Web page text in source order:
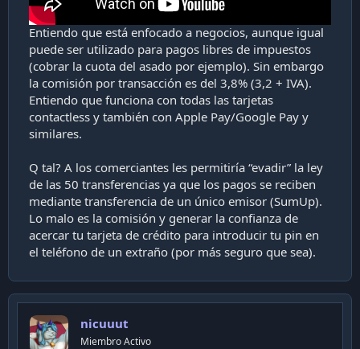
Entiendo que está enfocado a negocios, aunque igual
puede ser utilizado para pagos libres de impuestos
(cobrar la cuota del asado por ejemplo). Sin embargo
la comisión por transacción es del 3,8% (3,2 + IVA).
Entiendo que funciona con todas las tarjetas
contactless y también con Apple Pay/Google Pay y
similares.
Q tal? A los comerciantes les permitiría “evadir” la ley
de las 50 transferencias ya que los pagos se reciben
mediante transferencia de un único emisor (SumUp).
Lo malo es la comisión y generar la confianza de
acercar tu tarjeta de crédito para introducir tu pin en
el teléfono de un extraño (por más seguro que sea).
nicuuut
Miembro Activo